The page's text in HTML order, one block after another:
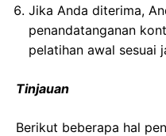
Jika Anda diterima,
penandatanganan
pelatihan awal sesuai
Tinjauan
Berikut beberapa hal